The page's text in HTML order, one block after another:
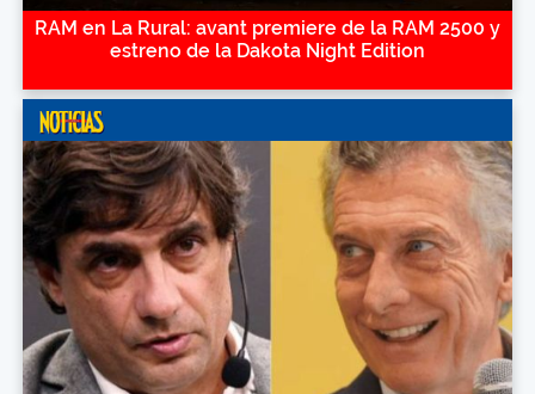
RAM en La Rural: avant premiere de la RAM 2500 y
estreno de la Dakota Night Edition